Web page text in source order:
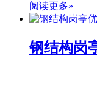
阅读更多»
钢结构岗